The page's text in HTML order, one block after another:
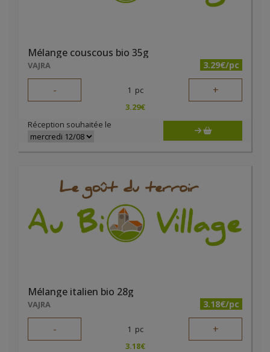
Mélange couscous bio 35g
VAJRA 3.29€/pc
- 1 pc +
3.29€
Réception souhaitée le
Mélange italien bio 28g
VAJRA 3.18€/pc
- 1 pc +
3.18€